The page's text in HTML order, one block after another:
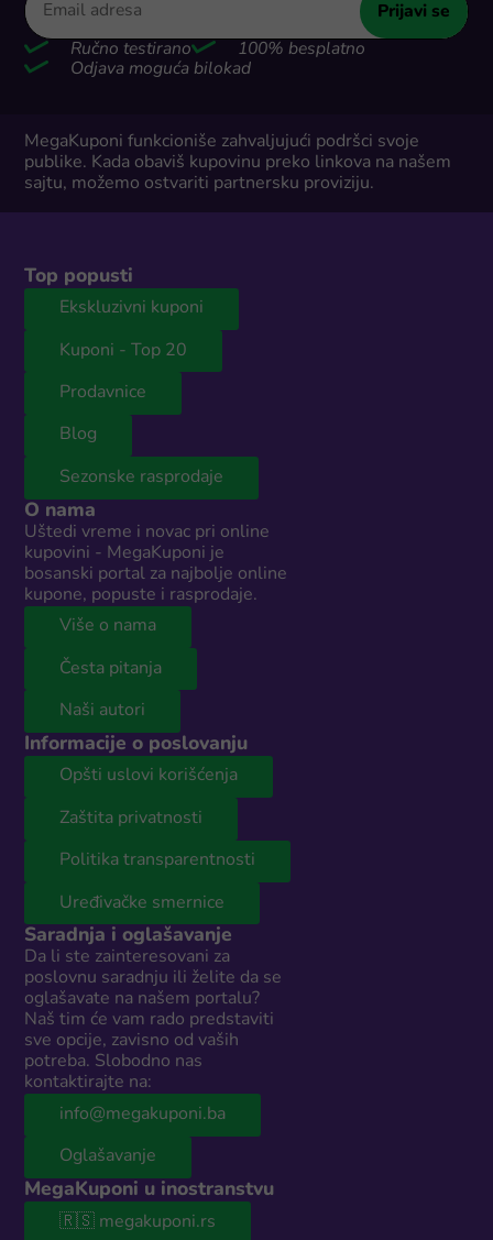
Prijavi se
Ručno testirano
100% besplatno
Odjava moguća bilokad
MegaKuponi funkcioniše zahvaljujući podršci svoje
publike. Kada obaviš kupovinu preko linkova na našem
sajtu, možemo ostvariti partnersku proviziju.
Top popusti
Ekskluzivni kuponi
Kuponi - Top 20
Prodavnice
Blog
Sezonske rasprodaje
O nama
Uštedi vreme i novac pri online
kupovini - MegaKuponi je
bosanski portal za najbolje online
kupone, popuste i rasprodaje.
Više o nama
Česta pitanja
Naši autori
Informacije o poslovanju
Opšti uslovi korišćenja
Zaštita privatnosti
Politika transparentnosti
Uređivačke smernice
Saradnja i oglašavanje
Da li ste zainteresovani za
poslovnu saradnju ili želite da se
oglašavate na našem portalu?
Naš tim će vam rado predstaviti
sve opcije, zavisno od vaših
potreba. Slobodno nas
kontaktirajte na:
info@megakuponi.ba
Oglašavanje
MegaKuponi u inostranstvu
🇷🇸 megakuponi.rs